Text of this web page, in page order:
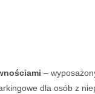
–
dla osób z